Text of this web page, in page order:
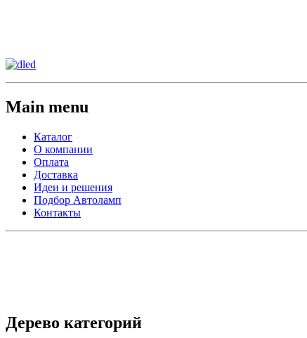
Main menu
Каталог
О компании
Оплата
Доставка
Идеи и решения
Подбор Автоламп
Контакты
Дерево категорий